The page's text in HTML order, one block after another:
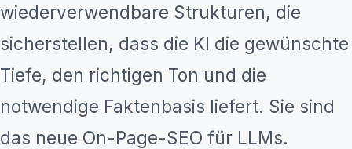
wiederverwendbare Strukturen, die
sicherstellen, dass die KI die gewünschte
Tiefe, den richtigen Ton und die
notwendige Faktenbasis liefert. Sie sind
das neue On-Page-SEO für LLMs.